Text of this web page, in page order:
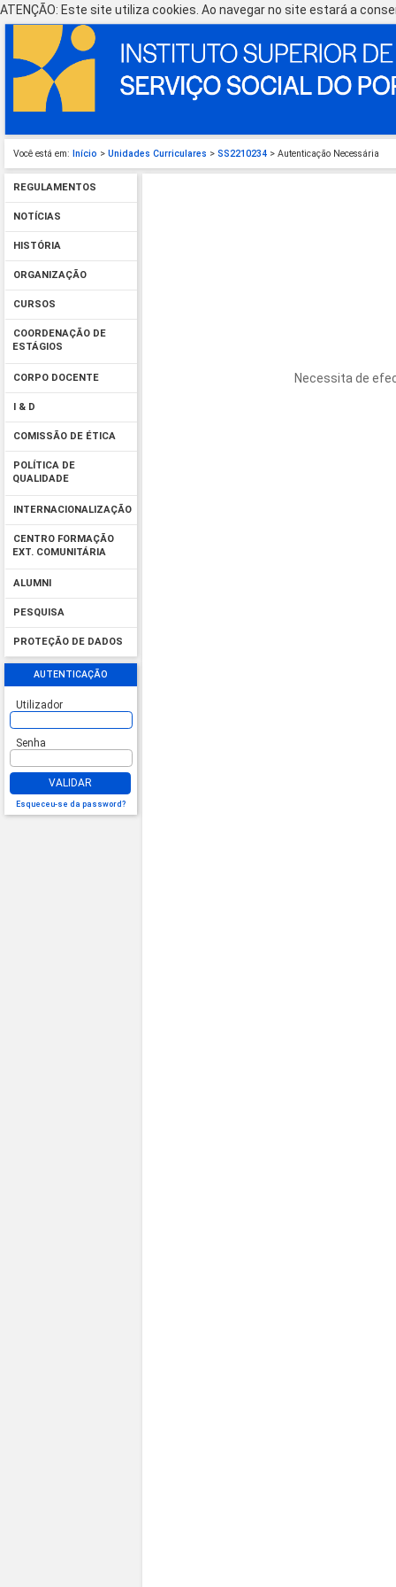
ATENÇÃO: Este site utiliza cookies. Ao navegar no site estará a
Você está em: Início > Unidades Curriculares > SS2210234 > Autenticação Necessária
REGULAMENTOS
NOTÍCIAS
HISTÓRIA
ORGANIZAÇÃO
CURSOS
COORDENAÇÃO DE
ESTÁGIOS
CORPO DOCENTE
I & D
COMISSÃO DE ÉTICA
POLÍTICA DE
QUALIDADE
INTERNACIONALIZAÇÃO
CENTRO FORMAÇÃO
EXT. COMUNITÁRIA
ALUMNI
PESQUISA
PROTEÇÃO DE DADOS
AUTENTICAÇÃO
Utilizador
Senha
VALIDAR
Esqueceu-se da password?
Necessita de